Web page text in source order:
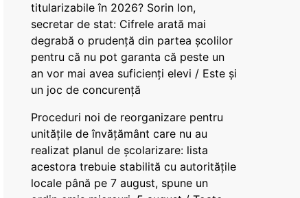
titularizabile în 2026? Sorin Ion,
secretar de stat: Cifrele arată mai
degrabă o prudență din partea școlilor
pentru că nu pot garanta că peste un
an vor mai avea suficienți elevi / Este și
un joc de concurență
Proceduri noi de reorganizare pentru
unitățile de învățământ care nu au
realizat planul de școlarizare: lista
acestora trebuie stabilită cu autoritățile
locale până pe 7 august, spune un